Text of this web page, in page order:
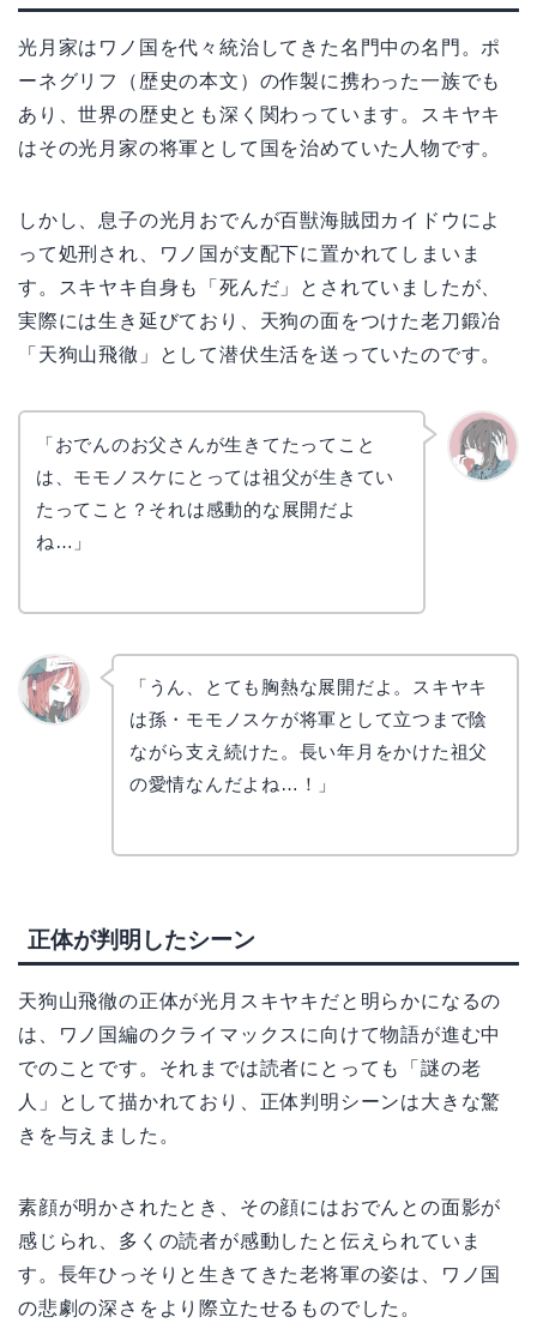
光月家はワノ国を代々統治してきた名門中の名門。ポ
ーネグリフ（歴史の本文）の作製に携わった一族でも
あり、世界の歴史とも深く関わっています。スキヤキ
はその光月家の将軍として国を治めていた人物です。
しかし、息子の光月おでんが百獣海賊団カイドウによ
って処刑され、ワノ国が支配下に置かれてしまいま
す。スキヤキ自身も「死んだ」とされていましたが、
実際には生き延びており、天狗の面をつけた老刀鍛冶
「天狗山飛徹」として潜伏生活を送っていたのです。
「おでんのお父さんが生きてたってこと
は、モモノスケにとっては祖父が生きてい
たってこと？それは感動的な展開だよ
ね…」
「うん、とても胸熱な展開だよ。スキヤキ
は孫・モモノスケが将軍として立つまで陰
ながら支え続けた。長い年月をかけた祖父
の愛情なんだよね…！」
正体が判明したシーン
天狗山飛徹の正体が光月スキヤキだと明らかになるの
は、ワノ国編のクライマックスに向けて物語が進む中
でのことです。それまでは読者にとっても「謎の老
人」として描かれており、正体判明シーンは大きな驚
きを与えました。
素顔が明かされたとき、その顔にはおでんとの面影が
感じられ、多くの読者が感動したと伝えられていま
す。長年ひっそりと生きてきた老将軍の姿は、ワノ国
の悲劇の深さをより際立たせるものでした。